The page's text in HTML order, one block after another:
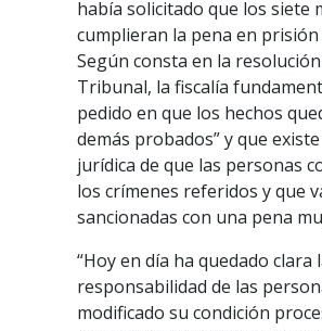
había solicitado que los siete
cumplieran la pena en prisión
Según consta en la
Tribunal, la fiscalía
pedido en que los hechos
demás probados” y que
jurídica de que las personas
los crímenes referidos y que
sancionadas con una pena
“Hoy en día ha quedado clara
responsabilidad de las
modificado su condición